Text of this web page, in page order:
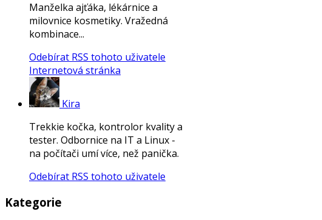
Manželka ajťáka, lékárnice a
milovnice kosmetiky. Vražedná
kombinace...
Odebírat RSS tohoto uživatele
Internetová stránka
Kira
Trekkie kočka, kontrolor kvality a
tester. Odbornice na IT a Linux -
na počítači umí více, než panička.
Odebírat RSS tohoto uživatele
Kategorie